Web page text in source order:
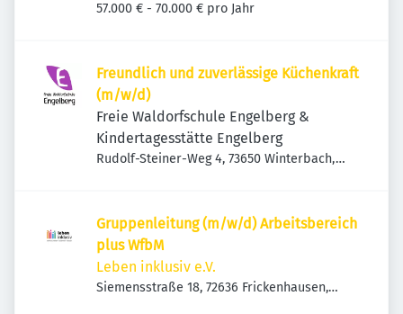
57.000 € - 70.000 € pro Jahr
Freundlich und zuverlässige Küchenkraft
(m/w/d)
Freie Waldorfschule Engelberg &
Kindertagesstätte Engelberg
Rudolf-Steiner-Weg 4, 73650 Winterbach,
Gruppenleitung (m/w/d) Arbeitsbereich
plus WfbM
Leben inklusiv e.V.
Siemensstraße 18, 72636 Frickenhausen,